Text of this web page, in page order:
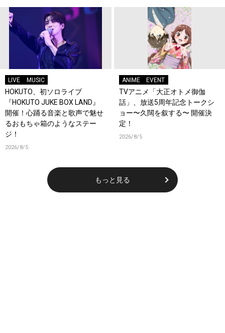
LIVE MUSIC
HOKUTO、初ソロライブ
『HOKUTO JUKE BOX LAND』
開催！心踊る音楽と歌声で魅せ
るおもちゃ箱のようなステー
ジ！
2026/8/5
ANIME EVENT
TVアニメ「大正オトメ御伽
話」、放送5周年記念トークシ
ョー〜久闊を叙する〜 開催決
定！
2026/8/5
もっと見る